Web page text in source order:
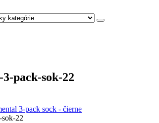
pack-sok-22
3-pack sock - čierne
22